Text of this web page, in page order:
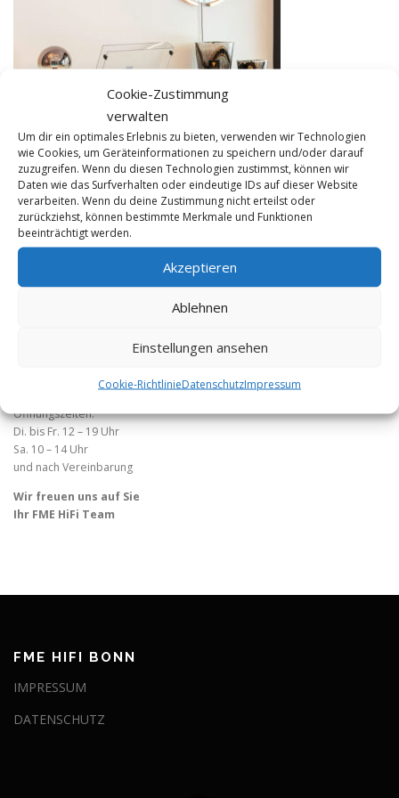
Cookie-Zustimmung
verwalten
Um dir ein optimales Erlebnis zu bieten, verwenden wir Technologien
wie Cookies, um Geräteinformationen zu speichern und/oder darauf
zuzugreifen. Wenn du diesen Technologien zustimmst, können wir
Daten wie das Surfverhalten oder eindeutige IDs auf dieser Website
verarbeiten. Wenn du deine Zustimmung nicht erteilst oder
zurückziehst, können bestimmte Merkmale und Funktionen
beeinträchtigt werden.
Akzeptieren
Ablehnen
Einstellungen ansehen
Cookie-RichtlinieDatenschutzImpressum
info@fme-hifi.de
Öffnungszeiten:
Di. bis Fr. 12 – 19 Uhr
Sa. 10 – 14 Uhr
und nach Vereinbarung
Wir freuen uns auf Sie
Ihr FME HiFi Team
FME HIFI BONN
IMPRESSUM
DATENSCHUTZ